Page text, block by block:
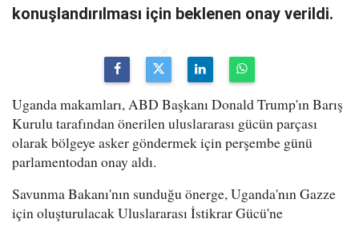
konuşlandırılması için beklenen onay verildi.
Uganda makamları, ABD Başkanı Donald Trump'ın Barış
Kurulu tarafından önerilen uluslararası gücün parçası
olarak bölgeye asker göndermek için perşembe günü
parlamentodan onay aldı.
Savunma Bakanı'nın sunduğu önerge, Uganda'nın Gazze
için oluşturulacak Uluslararası İstikrar Gücü'ne